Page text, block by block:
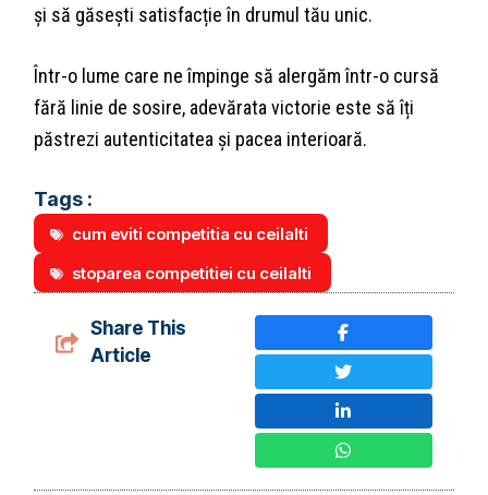
și să găsești satisfacție în drumul tău unic.
Într-o lume care ne împinge să alergăm într-o cursă
fără linie de sosire, adevărata victorie este să îți
păstrezi autenticitatea și pacea interioară.
Tags :
cum eviti competitia cu ceilalti
stoparea competitiei cu ceilalti
Share This
Article